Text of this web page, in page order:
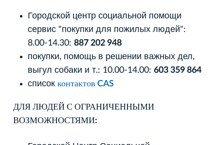
Городской центр социальной помощи
сервис "покупки для пожилых людей":
8.00-14.30: 887 202 948
покупки, помощь в решении важных дел,
выгул собаки и т.: 10.00-14.00: 603 359 864
список контактов CAS
ДЛЯ ЛЮДЕЙ С ОГРАНИЧЕННЫМИ
ВОЗМОЖНОСТЯМИ: